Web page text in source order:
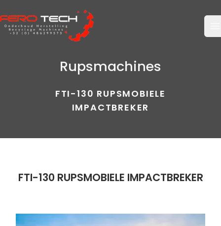
Rupsmachines
FTI-130 RUPSMOBIELE
IMPACTBREKER
FTI-130 RUPSMOBIELE IMPACTBREKER